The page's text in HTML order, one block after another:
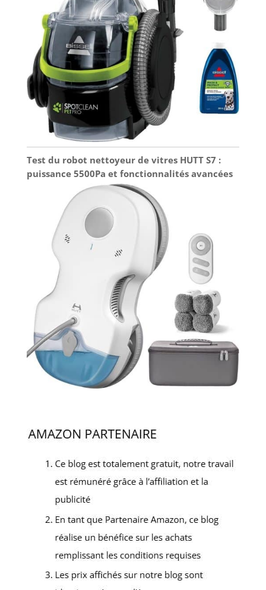
Test du robot nettoyeur de vitres HUTT S7 :
puissance 5500Pa et fonctionnalités avancées